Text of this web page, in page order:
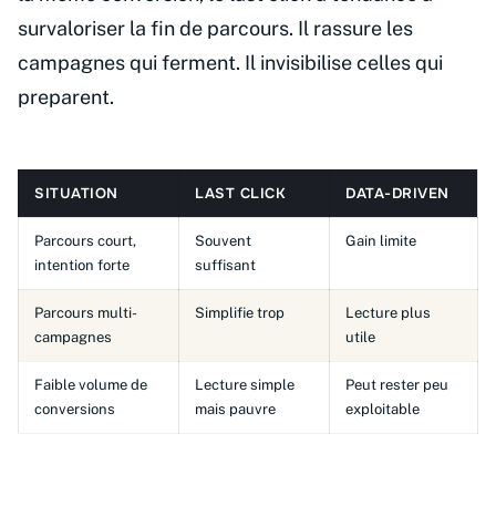
survaloriser la fin de parcours. Il rassure les
campagnes qui ferment. Il invisibilise celles qui
preparent.
SITUATION LAST CLICK DATA-DRIVEN
Parcours court,
intention forte
Souvent
suffisant
Gain limite
Parcours multi-
campagnes
Simplifie trop
Lecture plus
utile
Faible volume de
conversions
Lecture simple
mais pauvre
Peut rester peu
exploitable